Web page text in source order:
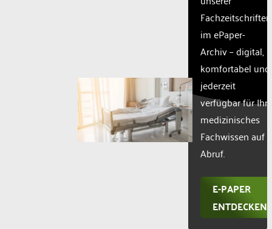
Fachzeitschriften
im ePaper-
Archiv – digital,
komfortabel und
jederzeit
verfügbar für Ihr
medizinisches
Fachwissen auf
Abruf.
E-PAPER
ENTDECKEN